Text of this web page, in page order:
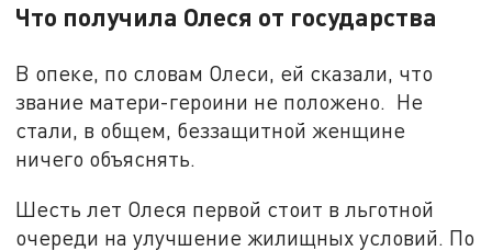
Что получила Олеся от государства
В опеке, по словам Олеси, ей сказали, что
звание матери-героини не положено. Не
стали, в общем, беззащитной женщине
ничего объяснять.
Шесть лет Олеся первой стоит в льготной
очереди на улучшение жилищных условий. По